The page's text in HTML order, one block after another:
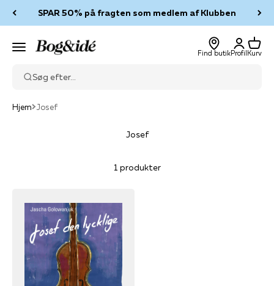
SPAR 50% på fragten som medlem af Klubben
Menu Bog & idé
Find butik
Log ind
Profil
Kurv
Kurv
Søg efter...
Hjem Josef
Josef
1 produkter